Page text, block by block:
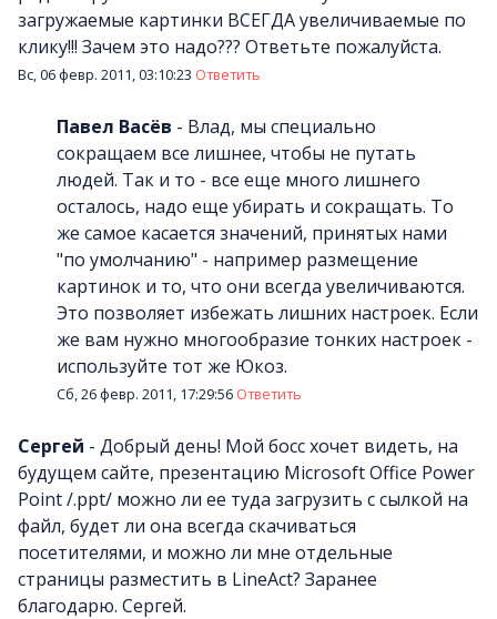
загружаемые картинки ВСЕГДА увеличиваемые по
клику!!! Зачем это надо??? Ответьте пожалуйста.
Вс, 06 февр. 2011, 03:10:23 Ответить
Павел Васёв - Влад, мы специально
сокращаем все лишнее, чтобы не путать
людей. Так и то - все еще много лишнего
осталось, надо еще убирать и сокращать. То
же самое касается значений, принятых нами
"по умолчанию" - например размещение
картинок и то, что они всегда увеличиваются.
Это позволяет избежать лишних настроек. Если
же вам нужно многообразие тонких настроек -
используйте тот же Юкоз.
Сб, 26 февр. 2011, 17:29:56 Ответить
Сергей - Добрый день! Мой босс хочет видеть, на
будущем сайте, презентацию Microsoft Office Power
Point /.ppt/ можно ли ее туда загрузить с сылкой на
файл, будет ли она всегда скачиваться
посетителями, и можно ли мне отдельные
страницы разместить в LineAct? Заранее
благодарю. Сергей.